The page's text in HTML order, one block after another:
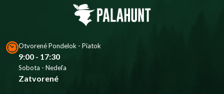
Otvorené Pondelok - Piatok
9:00 - 17:30
Sobota - Nedeľa
Zatvorené